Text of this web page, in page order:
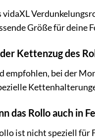
vidaXL
Größe für deine
Kettenzug des
empfohlen, bei der
das Rollo auch in
ist nicht speziell für